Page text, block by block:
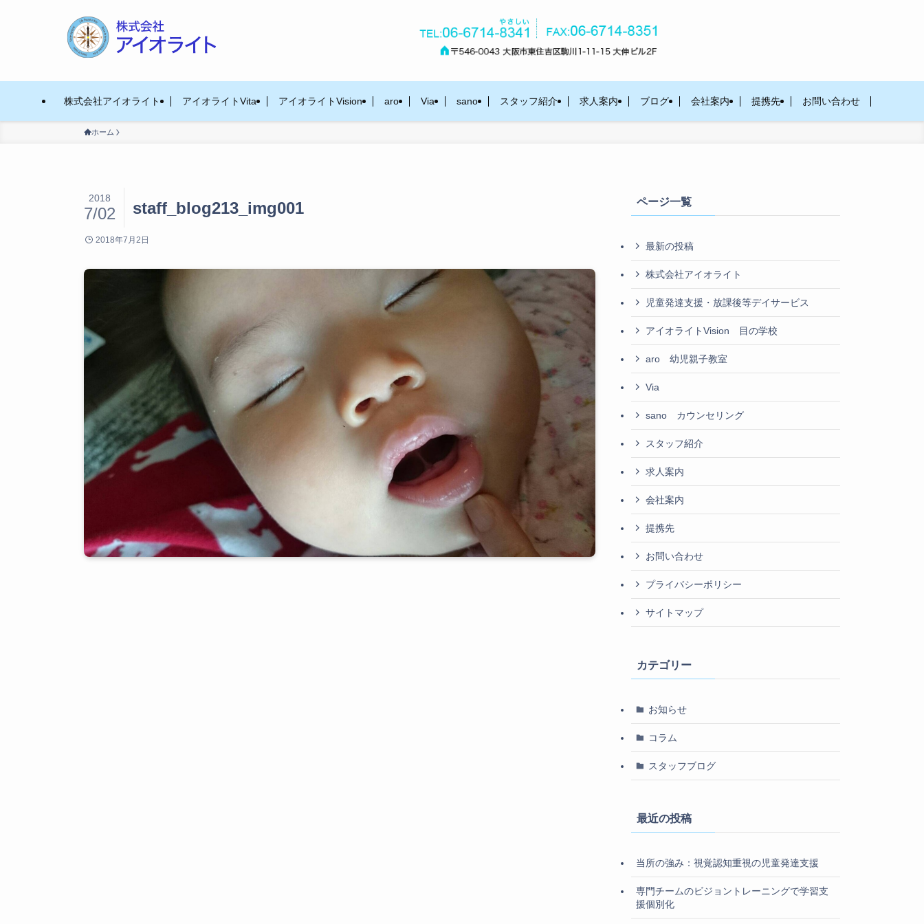
株式会社アイオライト アイオライトVita アイオライトVision aro Via sano スタッフ紹介 求人案内 ブログ 会社案内 提携先 お問い合わせ
ホーム
staff_blog213_img001
2018
7/02
2018年7月2日
ページ一覧
最新の投稿
株式会社アイオライト
児童発達支援・放課後等デイサービス
アイオライトVision 目の学校
aro 幼児親子教室
Via
sano カウンセリング
スタッフ紹介
求人案内
会社案内
提携先
お問い合わせ
プライバシーポリシー
サイトマップ
カテゴリー
お知らせ
コラム
スタッフブログ
最近の投稿
当所の強み：視覚認知重視の児童発達支援
専門チームのビジョントレーニングで学習支
援個別化